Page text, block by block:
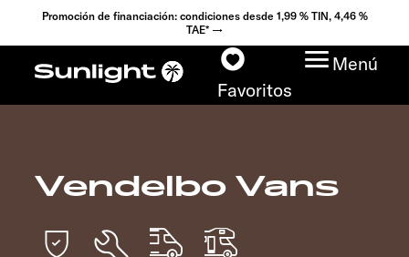
Promoción de financiación: condiciones desde 1,99 % TIN, 4,46 %
TAE* →
Favoritos
Menú
Modelos
Configurador
Vendelbo Vans